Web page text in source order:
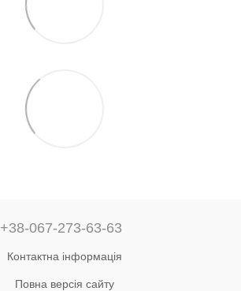
+38-067-273-63-63
Контактна інформація
Повна версія сайту